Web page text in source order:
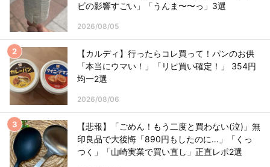
ビの影響すごい」「うんま〜〜っ」3選
2026/08/05
【カルディ】行ったらコレ買って！パンのお供
「本当にウマい！」「リピ買い確定！」 354円
均一2選
2026/08/06
【悲報】「ごめん！もう二度と買わない(泣)」無
印良品で大後悔「890円もしたのに…」「くっ
つく」「山崎実業で買い直し」正直レポ2選